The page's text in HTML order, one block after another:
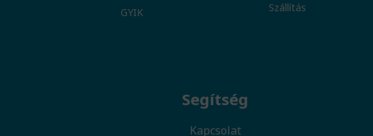
GYIK Szállítás
Segítség
Kapcsolat